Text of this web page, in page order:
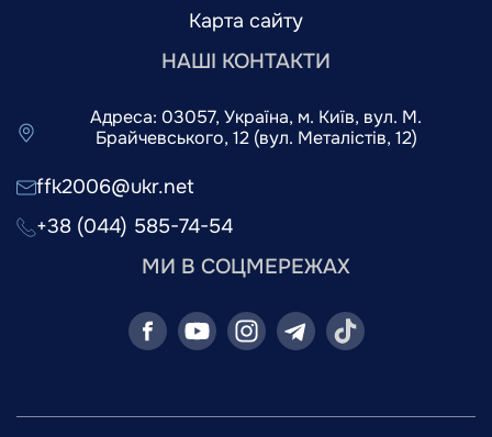
Карта сайту
НАШІ КОНТАКТИ
Адреса: 03057, Україна, м. Київ, вул. М.
Брайчевського, 12 (вул. Металістів, 12)
ffk2006@ukr.net
+38 (044) 585-74-54
МИ В СОЦМЕРЕЖАХ